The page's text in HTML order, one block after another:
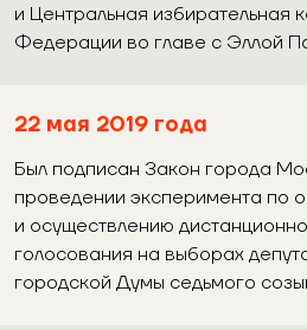
и Центральная избирательная
Федерации во главе с Эллой
22 мая 2019 года
Был подписан Закон города
проведении эксперимента по
и осуществлению
голосования на выборах
городской Думы седьмого